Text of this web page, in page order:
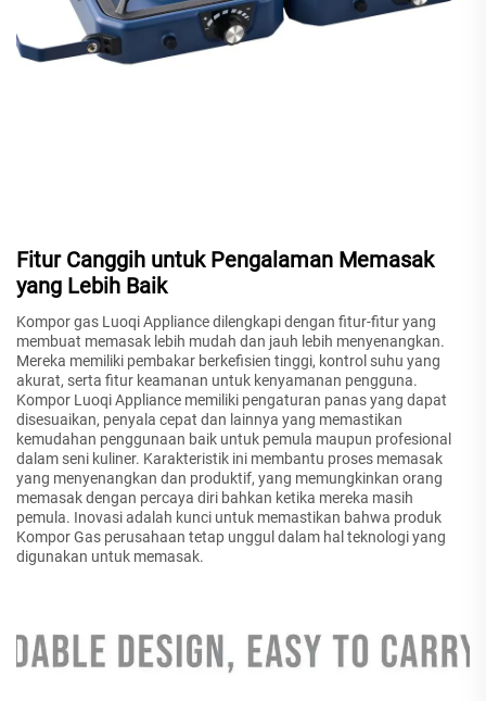
Fitur Canggih untuk Pengalaman Memasak
yang Lebih Baik
Kompor gas Luoqi Appliance dilengkapi dengan fitur-fitur yang
membuat memasak lebih mudah dan jauh lebih menyenangkan.
Mereka memiliki pembakar berkefisien tinggi, kontrol suhu yang
akurat, serta fitur keamanan untuk kenyamanan pengguna.
Kompor Luoqi Appliance memiliki pengaturan panas yang dapat
disesuaikan, penyala cepat dan lainnya yang memastikan
kemudahan penggunaan baik untuk pemula maupun profesional
dalam seni kuliner. Karakteristik ini membantu proses memasak
yang menyenangkan dan produktif, yang memungkinkan orang
memasak dengan percaya diri bahkan ketika mereka masih
pemula. Inovasi adalah kunci untuk memastikan bahwa produk
Kompor Gas perusahaan tetap unggul dalam hal teknologi yang
digunakan untuk memasak.